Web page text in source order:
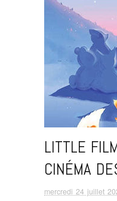
LITTLE
CINÉMA
mercredi 24 juillet